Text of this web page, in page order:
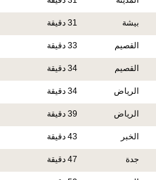
بيشة 31 دقيقة
القصيم 33 دقيقة
القصيم 34 دقيقة
الرياض 34 دقيقة
الرياض 39 دقيقة
الخبر 43 دقيقة
جدة 47 دقيقة